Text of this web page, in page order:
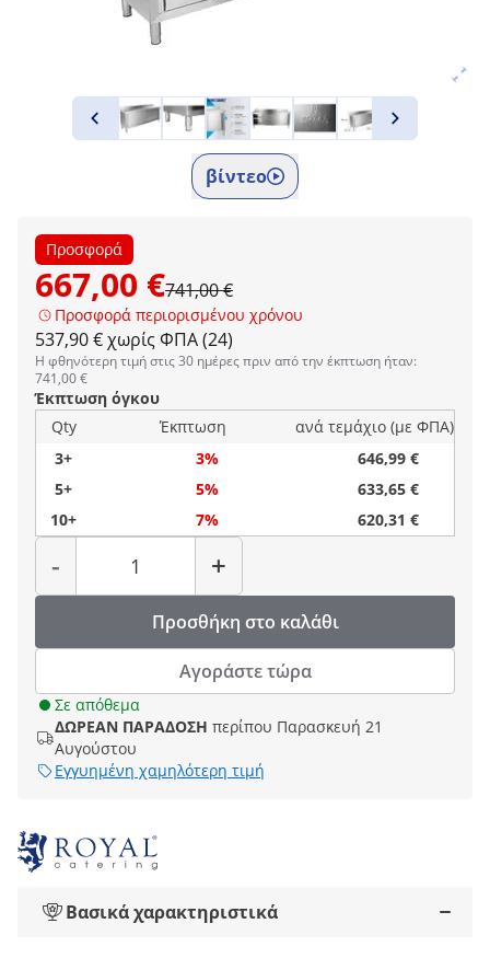
βίντεο
Προσφορά
667,00 €741,00 €
Προσφορά περιορισμένου χρόνου
537,90 € χωρίς ΦΠΑ (24)
Η φθηνότερη τιμή στις 30 ημέρες πριν από την έκπτωση ήταν:
741,00 €
Έκπτωση όγκου
Qty
Έκπτωση
ανά τεμάχιο (με ΦΠΑ)
3+
3%
646,99 €
5+
5%
633,65 €
10+
7% 620,31 €
-
Ποσότητα
+
Προσθήκη στο καλάθι
Αγοράστε τώρα
Σε απόθεμα
ΔΩΡΕΑΝ ΠΑΡΑΔΟΣΗ περίπου Παρασκευή 21
Αυγούστου
Εγγυημένη χαμηλότερη τιμή
Βασικά χαρακτηριστικά